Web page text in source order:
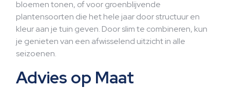
bloemen tonen, of voor groenblijvende
plantensoorten die het hele jaar door structuur en
kleur aan je tuin geven. Door slim te combineren, kun
je genieten van een afwisselend uitzicht in alle
seizoenen.
Advies op Maat